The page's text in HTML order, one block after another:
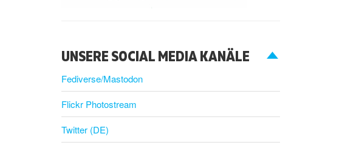
UNSERE SOCIAL MEDIA KANÄLE
Fediverse/Mastodon
Flickr Photostream
Twitter (DE)